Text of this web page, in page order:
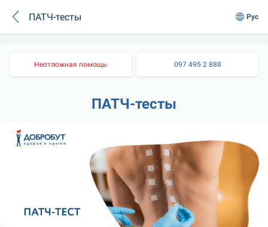
ПАТЧ-тесты Рус
Неотложная помощь 097 495 2 888
ПАТЧ-тесты